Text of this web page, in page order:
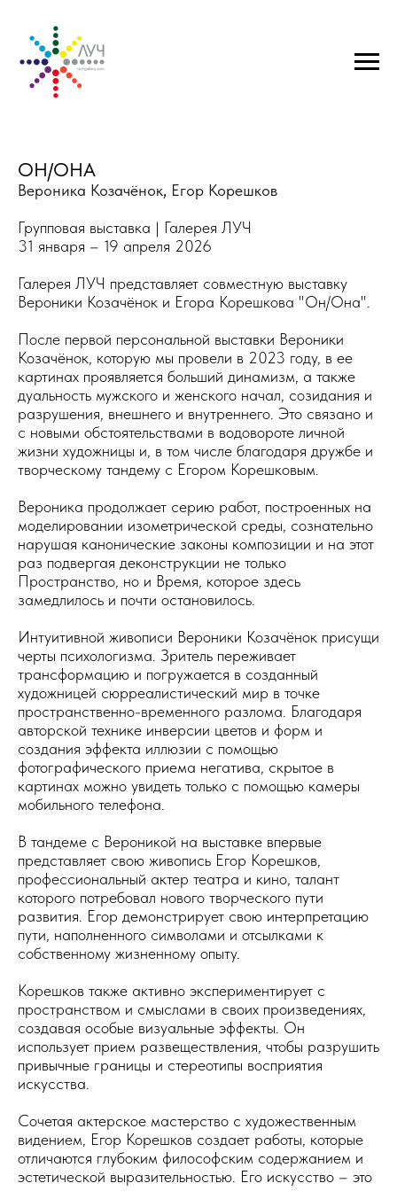
ОН/ОНА
Вероника Козачёнок, Егор Корешков
Групповая выставка | Галерея ЛУЧ
31 января – 19 апреля 2026
Галерея ЛУЧ представляет совместную выставку
Вероники Козачёнок и Егора Корешкова "Он/Она".
После первой персональной выставки Вероники
Козачёнок, которую мы провели в 2023 году, в ее
картинах проявляется больший динамизм, а также
дуальность мужского и женского начал, созидания и
разрушения, внешнего и внутреннего. Это связано и
с новыми обстоятельствами в водовороте личной
жизни художницы и, в том числе благодаря дружбе и
творческому тандему с Егором Корешковым.
Вероника продолжает серию работ, построенных на
моделировании изометрической среды, сознательно
нарушая канонические законы композиции и на этот
раз подвергая деконструкции не только
Пространство, но и Время, которое здесь
замедлилось и почти остановилось.
Интуитивной живописи Вероники Козачёнок присущи
черты психологизма. Зритель переживает
трансформацию и погружается в созданный
художницей сюрреалистический мир в точке
пространственно-временного разлома. Благодаря
авторской технике инверсии цветов и форм и
создания эффекта иллюзии с помощью
фотографического приема негатива, скрытое в
картинах можно увидеть только с помощью камеры
мобильного телефона.
В тандеме с Вероникой на выставке впервые
представляет свою живопись Егор Корешков,
профессиональный актер театра и кино, талант
которого потребовал нового творческого пути
развития. Егор демонстрирует свою интерпретацию
пути, наполненного символами и отсылками к
собственному жизненному опыту.
Корешков также активно экспериментирует с
пространством и смыслами в своих произведениях,
создавая особые визуальные эффекты. Он
использует прием развеществления, чтобы разрушить
привычные границы и стереотипы восприятия
искусства.
Сочетая актерское мастерство с художественным
видением, Егор Корешков создает работы, которые
отличаются глубоким философским содержанием и
эстетической выразительностью. Его искусство – это